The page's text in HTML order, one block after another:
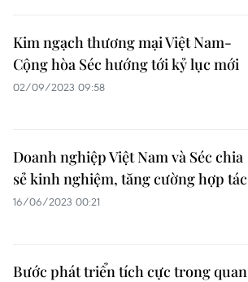
Kim ngạch thương mại Việt Nam-
Cộng hòa Séc hướng tới kỷ lục mới
02/09/2023 09:58
Doanh nghiệp Việt Nam và Séc chia
sẻ kinh nghiệm, tăng cường hợp tác
16/06/2023 00:21
Bước phát triển tích cực trong quan